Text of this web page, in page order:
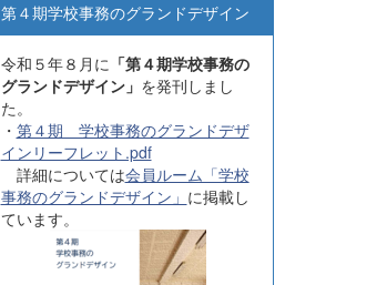
第４期学校事務のグランドデザイン
令和５年８月に 「第４期学校事務の
グランドデザイン」 を発刊しまし
た。
・ 第４期 学校事務のグランドデザ
インリーフレット.pdf
詳細については会員ルーム「学校
事務のグランドデザイン」 に掲載し
ています。